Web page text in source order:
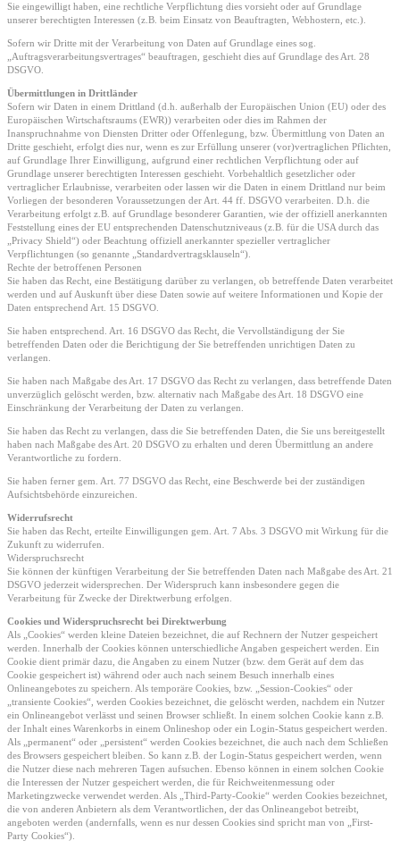
Sie eingewilligt haben, eine rechtliche Verpflichtung dies vorsieht oder auf Grundlage
unserer berechtigten Interessen (z.B. beim Einsatz von Beauftragten, Webhostern, etc.).
Sofern wir Dritte mit der Verarbeitung von Daten auf Grundlage eines sog.
„Auftragsverarbeitungsvertrages“ beauftragen, geschieht dies auf Grundlage des Art. 28
DSGVO.
Übermittlungen in Drittländer
Sofern wir Daten in einem Drittland (d.h. außerhalb der Europäischen Union (EU) oder des
Europäischen Wirtschaftsraums (EWR)) verarbeiten oder dies im Rahmen der
Inanspruchnahme von Diensten Dritter oder Offenlegung, bzw. Übermittlung von Daten an
Dritte geschieht, erfolgt dies nur, wenn es zur Erfüllung unserer (vor)vertraglichen Pflichten,
auf Grundlage Ihrer Einwilligung, aufgrund einer rechtlichen Verpflichtung oder auf
Grundlage unserer berechtigten Interessen geschieht. Vorbehaltlich gesetzlicher oder
vertraglicher Erlaubnisse, verarbeiten oder lassen wir die Daten in einem Drittland nur beim
Vorliegen der besonderen Voraussetzungen der Art. 44 ff. DSGVO verarbeiten. D.h. die
Verarbeitung erfolgt z.B. auf Grundlage besonderer Garantien, wie der offiziell anerkannten
Feststellung eines der EU entsprechenden Datenschutzniveaus (z.B. für die USA durch das
„Privacy Shield“) oder Beachtung offiziell anerkannter spezieller vertraglicher
Verpflichtungen (so genannte „Standardvertragsklauseln“).
Rechte der betroffenen Personen
Sie haben das Recht, eine Bestätigung darüber zu verlangen, ob betreffende Daten verarbeitet
werden und auf Auskunft über diese Daten sowie auf weitere Informationen und Kopie der
Daten entsprechend Art. 15 DSGVO.
Sie haben entsprechend. Art. 16 DSGVO das Recht, die Vervollständigung der Sie
betreffenden Daten oder die Berichtigung der Sie betreffenden unrichtigen Daten zu
verlangen.
Sie haben nach Maßgabe des Art. 17 DSGVO das Recht zu verlangen, dass betreffende Daten
unverzüglich gelöscht werden, bzw. alternativ nach Maßgabe des Art. 18 DSGVO eine
Einschränkung der Verarbeitung der Daten zu verlangen.
Sie haben das Recht zu verlangen, dass die Sie betreffenden Daten, die Sie uns bereitgestellt
haben nach Maßgabe des Art. 20 DSGVO zu erhalten und deren Übermittlung an andere
Verantwortliche zu fordern.
Sie haben ferner gem. Art. 77 DSGVO das Recht, eine Beschwerde bei der zuständigen
Aufsichtsbehörde einzureichen.
Widerrufsrecht
Sie haben das Recht, erteilte Einwilligungen gem. Art. 7 Abs. 3 DSGVO mit Wirkung für die
Zukunft zu widerrufen.
Widerspruchsrecht
Sie können der künftigen Verarbeitung der Sie betreffenden Daten nach Maßgabe des Art. 21
DSGVO jederzeit widersprechen. Der Widerspruch kann insbesondere gegen die
Verarbeitung für Zwecke der Direktwerbung erfolgen.
Cookies und Widerspruchsrecht bei Direktwerbung
Als „Cookies“ werden kleine Dateien bezeichnet, die auf Rechnern der Nutzer gespeichert
werden. Innerhalb der Cookies können unterschiedliche Angaben gespeichert werden. Ein
Cookie dient primär dazu, die Angaben zu einem Nutzer (bzw. dem Gerät auf dem das
Cookie gespeichert ist) während oder auch nach seinem Besuch innerhalb eines
Onlineangebotes zu speichern. Als temporäre Cookies, bzw. „Session-Cookies“ oder
„transiente Cookies“, werden Cookies bezeichnet, die gelöscht werden, nachdem ein Nutzer
ein Onlineangebot verlässt und seinen Browser schließt. In einem solchen Cookie kann z.B.
der Inhalt eines Warenkorbs in einem Onlineshop oder ein Login-Status gespeichert werden.
Als „permanent“ oder „persistent“ werden Cookies bezeichnet, die auch nach dem Schließen
des Browsers gespeichert bleiben. So kann z.B. der Login-Status gespeichert werden, wenn
die Nutzer diese nach mehreren Tagen aufsuchen. Ebenso können in einem solchen Cookie
die Interessen der Nutzer gespeichert werden, die für Reichweitenmessung oder
Marketingzwecke verwendet werden. Als „Third-Party-Cookie“ werden Cookies bezeichnet,
die von anderen Anbietern als dem Verantwortlichen, der das Onlineangebot betreibt,
angeboten werden (andernfalls, wenn es nur dessen Cookies sind spricht man von „First-
Party Cookies“).